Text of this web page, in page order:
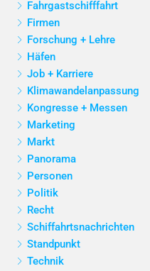
Fahrgastschifffahrt
Firmen
Forschung + Lehre
Häfen
Job + Karriere
Klimawandelanpassung
Kongresse + Messen
Marketing
Markt
Panorama
Personen
Politik
Recht
Schiffahrtsnachrichten
Standpunkt
Technik